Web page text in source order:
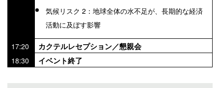
気候リスク2 ：地球全体の水不足が、長期的な経済
活動に及ぼす影響
17:20 カクテルレセプション／懇親会
18:30 イベント終了